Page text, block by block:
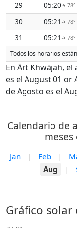
29
05:20↑ 78°
30
05:21 ↑ 78°
31
05:21 ↑ 78°
Todos los horarios
En Ārt Khwājah,
es el August 01 or
de Agosto es el
Calendario de
meses
Jan | Feb |
Aug
|
Gráfico solar